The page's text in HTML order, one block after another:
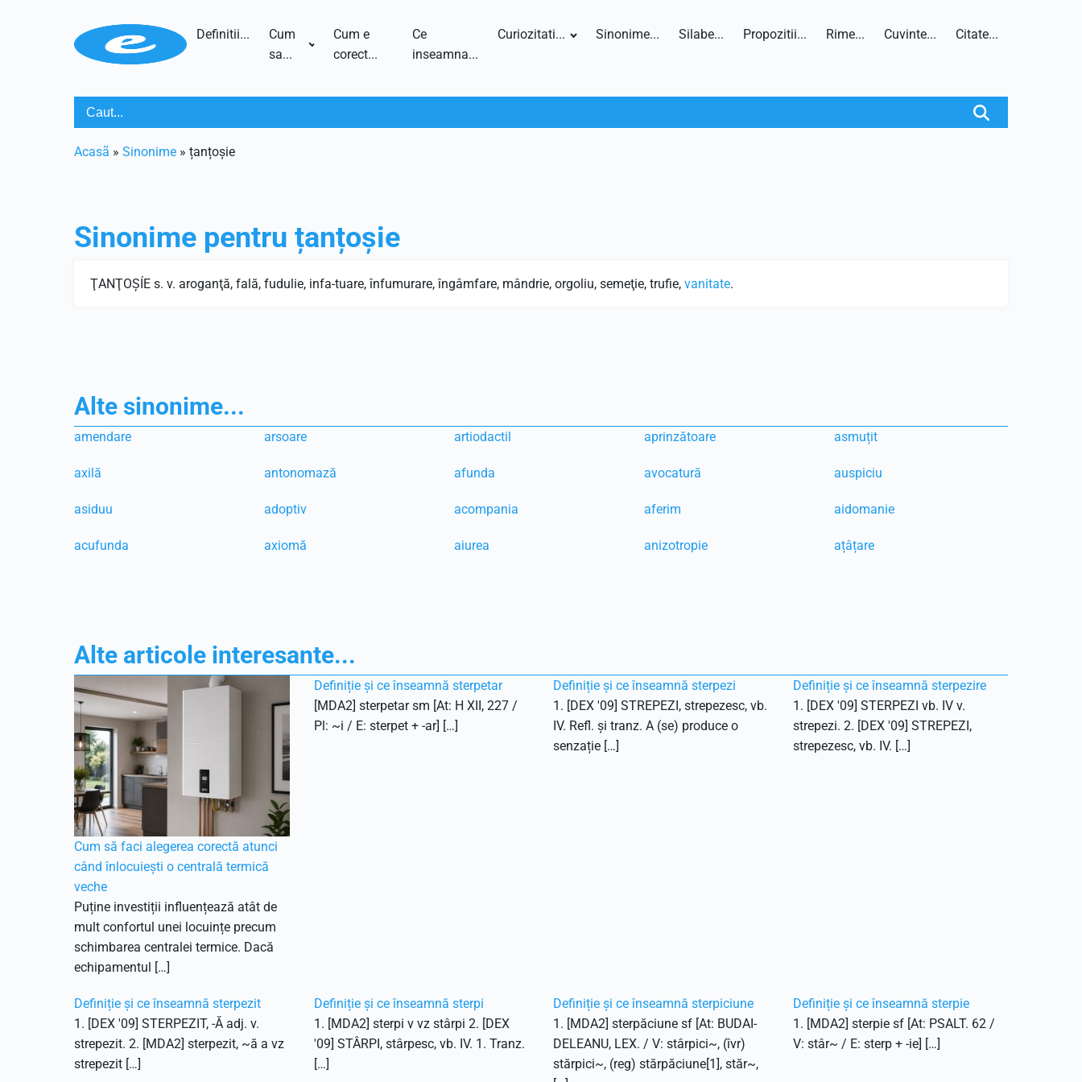
Definitii...
Cum
sa...
Cum e
corect...
Ce
inseamna...
Curiozitati... Sinonime... Silabe... Propozitii... Rime... Cuvinte... Citate...
Acasã » Sinonime » țanțoșie
Sinonime pentru țanțoșie
ŢANŢOŞÍE s. v. aroganţă, fală, fudulie, infa-tuare, înfumurare, îngâmfare, mândrie, orgoliu, semeţie, trufie, vanitate.
Alte sinonime...
amendare arsoare artiodactil aprinzătoare asmuțit
axilă antonomază afunda avocatură auspiciu
asiduu adoptiv acompania aferim aidomanie
acufunda axiomă aiurea anizotropie ațâțare
Alte articole interesante...
Cum să faci alegerea corectă atunci
când înlocuiești o centrală termică
veche
Puține investiții influențează atât de
mult confortul unei locuințe precum
schimbarea centralei termice. Dacă
echipamentul […]
Definiție și ce înseamnă sterpetar
[MDA2] sterpetar sm [At: H XII, 227 /
Pl: ~i / E: sterpet + -ar] […]
Definiție și ce înseamnă sterpezi
1. [DEX '09] STREPEZI, strepezesc, vb.
IV. Refl. și tranz. A (se) produce o
senzație […]
Definiție și ce înseamnă sterpezire
1. [DEX '09] STERPEZI vb. IV v.
strepezi. 2. [DEX '09] STREPEZI,
strepezesc, vb. IV. […]
Definiție și ce înseamnă sterpezit
1. [DEX '09] STERPEZIT, -Ă adj. v.
strepezit. 2. [MDA2] sterpezit, ~ă a vz
strepezit […]
Definiție și ce înseamnă sterpi
1. [MDA2] sterpi v vz stârpi 2. [DEX
'09] STÂRPI, stârpesc, vb. IV. 1. Tranz.
[…]
Definiție și ce înseamnă sterpiciune
1. [MDA2] sterpăciune sf [At: BUDAI-
DELEANU, LEX. / V: stârpici~, (îvr)
stărpici~, (reg) stărpăciune[1], stăr~,
Definiție și ce înseamnă sterpie
1. [MDA2] sterpie sf [At: PSALT. 62 /
V: stâr~ / E: sterp + -ie] […]